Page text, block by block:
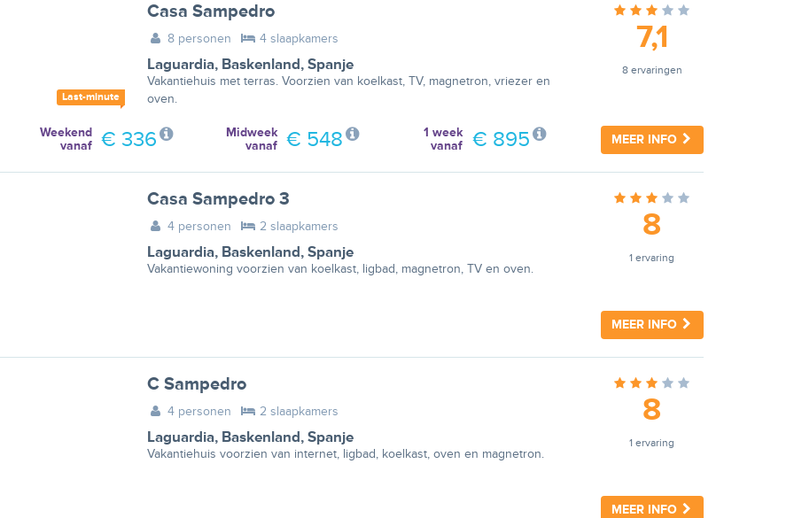
Last-minute
Casa Sampedro
8 personen 4 slaapkamers
Laguardia, Baskenland, Spanje
Vakantiehuis met terras. Voorzien van koelkast, TV, magnetron, vriezer en
oven.
7,1
8 ervaringen
MEER INFO
1 week
vanaf
€ 895
Midweek
vanaf
€ 548
Weekend
vanaf
€ 336
Casa Sampedro 3
4 personen 2 slaapkamers
Laguardia, Baskenland, Spanje
Vakantiewoning voorzien van koelkast, ligbad, magnetron, TV en oven.
8
1 ervaring
MEER INFO
C Sampedro
4 personen 2 slaapkamers
Laguardia, Baskenland, Spanje
Vakantiehuis voorzien van internet, ligbad, koelkast, oven en magnetron.
8
1 ervaring
MEER INFO